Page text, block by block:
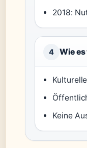
2018:
4 Wie
Keine